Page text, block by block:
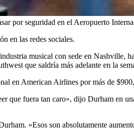
por seguridad en el Aeropuerto
en las redes sociales.
musical con sede en Nashville,
que saldría más adelante en la
en American Airlines por más de
que fuera tan caro», dijo Durham en
«Esos son absolutamente